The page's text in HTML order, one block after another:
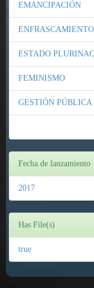
EMANCIPACIÓN
ESTADO
FEMINISMO
GESTIÓN PÚBLICA
Fecha de lanzamiento
2017
Has File(s)
true